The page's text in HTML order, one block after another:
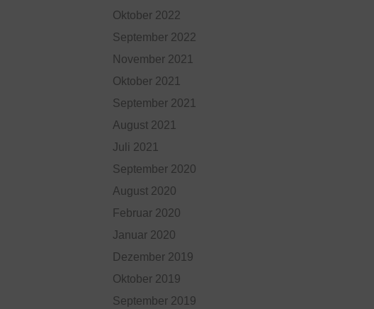
Oktober 2022
September 2022
November 2021
Oktober 2021
September 2021
August 2021
Juli 2021
September 2020
August 2020
Februar 2020
Januar 2020
Dezember 2019
Oktober 2019
September 2019